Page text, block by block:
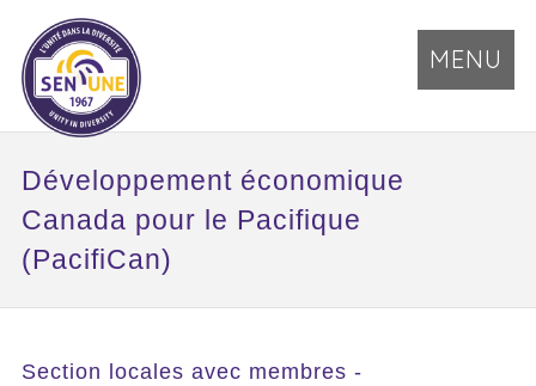
MENU
Développement économique
Canada pour le Pacifique
(PacifiCan)
Section locales avec membres -